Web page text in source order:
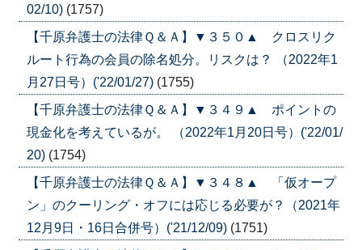
02/10) (1757)
【千原弁護士の法律Ｑ＆Ａ】▼３５０▲ クロスリク
ルート行為の会員の除名処分。リスクは？ （2022年1
月27日号）('22/01/27) (1755)
【千原弁護士の法律Ｑ＆Ａ】▼３４９▲ ポイントの
現金化を考えているが。 （2022年1月20日号）('22/01/
20) (1754)
【千原弁護士の法律Ｑ＆Ａ】▼３４８▲ 「仮オープ
ン」のクーリング・オフには応じる必要が？（2021年
12月9日・16日合併号）('21/12/09) (1751)